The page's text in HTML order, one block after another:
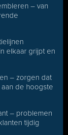
– van
elkaar grijpt en
– zorgen dat
de hoogste
– problemen
tijdig